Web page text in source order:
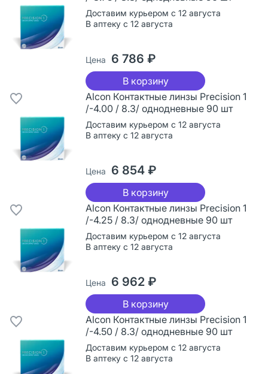
Доставим курьером с 12 августа
В аптеку с 12 августа
Цена 6 786 ₽
В корзину
Alcon Контактные линзы Precision 1
/-4.00 / 8.3/ однодневные 90 шт
Доставим курьером с 12 августа
В аптеку с 12 августа
Цена 6 854 ₽
В корзину
Alcon Контактные линзы Precision 1
/-4.25 / 8.3/ однодневные 90 шт
Доставим курьером с 12 августа
В аптеку с 12 августа
Цена 6 962 ₽
В корзину
Alcon Контактные линзы Precision 1
/-4.50 / 8.3/ однодневные 90 шт
Доставим курьером с 12 августа
В аптеку с 12 августа